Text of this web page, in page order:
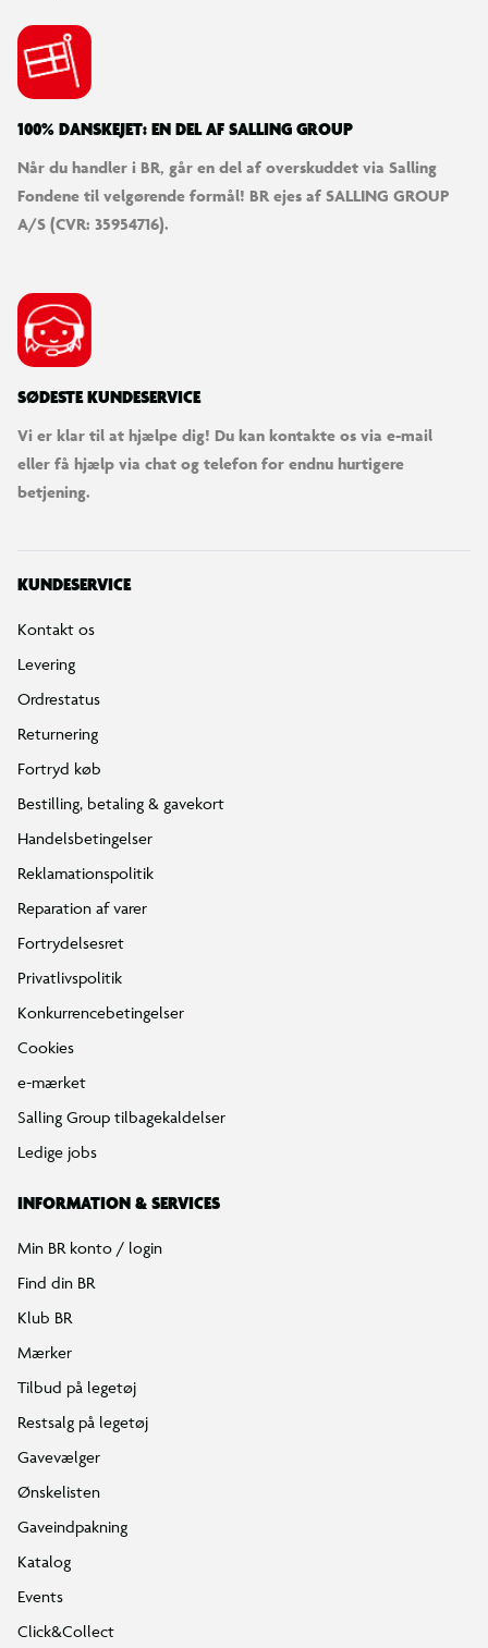
100% DANSKEJET: EN DEL AF SALLING GROUP
Når du handler i BR, går en del af overskuddet via Salling
Fondene til velgørende formål! BR ejes af SALLING GROUP
A/S (CVR: 35954716).
SØDESTE KUNDESERVICE
Vi er klar til at hjælpe dig! Du kan kontakte os via e-mail
eller få hjælp via chat og telefon for endnu hurtigere
betjening.
KUNDESERVICE
Kontakt os
Levering
Ordrestatus
Returnering
Fortryd køb
Bestilling, betaling & gavekort
Handelsbetingelser
Reklamationspolitik
Reparation af varer
Fortrydelsesret
Privatlivspolitik
Konkurrencebetingelser
Cookies
e-mærket
Salling Group tilbagekaldelser
Ledige jobs
INFORMATION & SERVICES
Min BR konto / login
Find din BR
Klub BR
Mærker
Tilbud på legetøj
Restsalg på legetøj
Gavevælger
Ønskelisten
Gaveindpakning
Katalog
Events
Click&Collect